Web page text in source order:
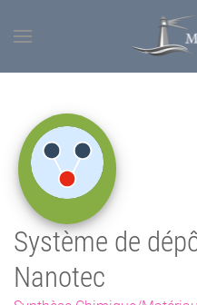
Système de
Nanotec